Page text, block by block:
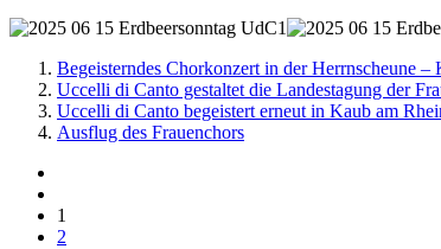
Begeisterndes Chorkonzert in der Herrnscheune
Uccelli di Canto gestaltet die Landestagung der
Uccelli di Canto begeistert erneut in Kaub am
Ausflug des Frauenchors
1
2